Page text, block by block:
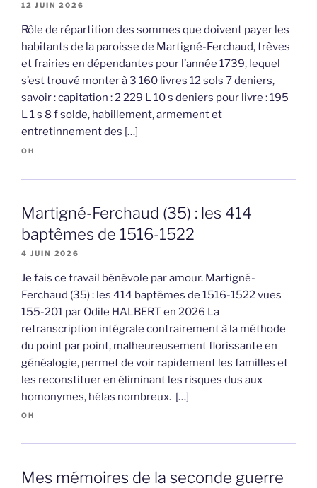
12 JUIN 2026
Rôle de répartition des sommes que doivent payer les
habitants de la paroisse de Martigné-Ferchaud, trèves
et frairies en dépendantes pour l’année 1739, lequel
s’est trouvé monter à 3 160 livres 12 sols 7 deniers,
savoir : capitation : 2 229 L 10 s deniers pour livre : 195
L 1 s 8 f solde, habillement, armement et
entretinnement des […]
OH
Martigné-Ferchaud (35) : les 414
baptêmes de 1516-1522
4 JUIN 2026
Je fais ce travail bénévole par amour. Martigné-
Ferchaud (35) : les 414 baptêmes de 1516-1522 vues
155-201 par Odile HALBERT en 2026 La
retranscription intégrale contrairement à la méthode
du point par point, malheureusement florissante en
généalogie, permet de voir rapidement les familles et
les reconstituer en éliminant les risques dus aux
homonymes, hélas nombreux. […]
OH
Mes mémoires de la seconde guerre